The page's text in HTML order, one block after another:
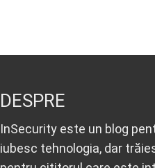
DESPRE
InSecurity este un blog
iubesc tehnologia, dar